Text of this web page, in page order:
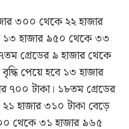
৩০০ থেকে ২২ হাজার
১৩ হাজার ৯৫০ থেকে ৩৩
গ্রেডের ৯ হাজার থেকে
পেয়ে হবে ১৩ হাজার
৭০০ টাকা। ১৮তম গ্রেডের
হাজার ৩১০ টাকা বেড়ে
থেকে ৩১ হাজার ৯৬৫